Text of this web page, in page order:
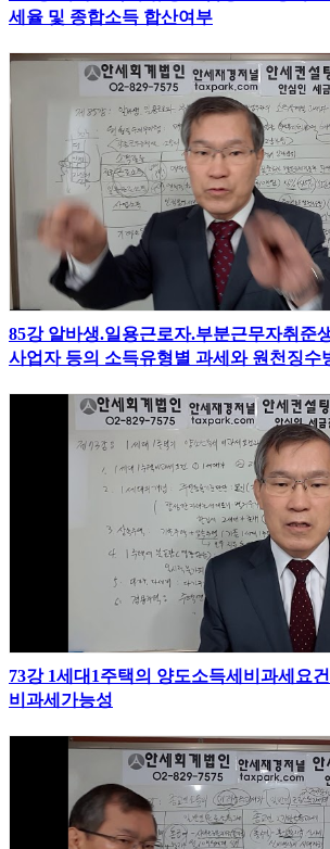
세율 및 종합소득 합산여부
85강 알바생.일용근로자.부분근무자취준
사업자 등의 소득유형별 과세와 원천징수
73강 1세대1주택의 양도소득세비과세요
비과세가능성